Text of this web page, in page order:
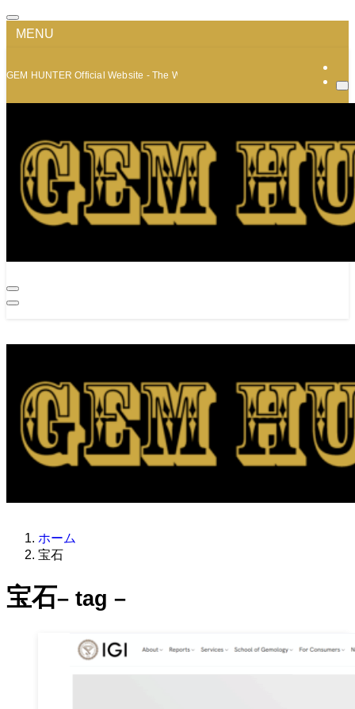
MENU
GEM HUNTER Official Website - The World of Minerals and Jewelry
ホーム
宝石
宝石– tag –